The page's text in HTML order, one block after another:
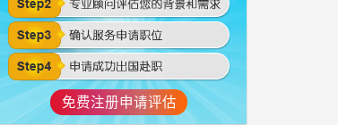
免费注册申请评估